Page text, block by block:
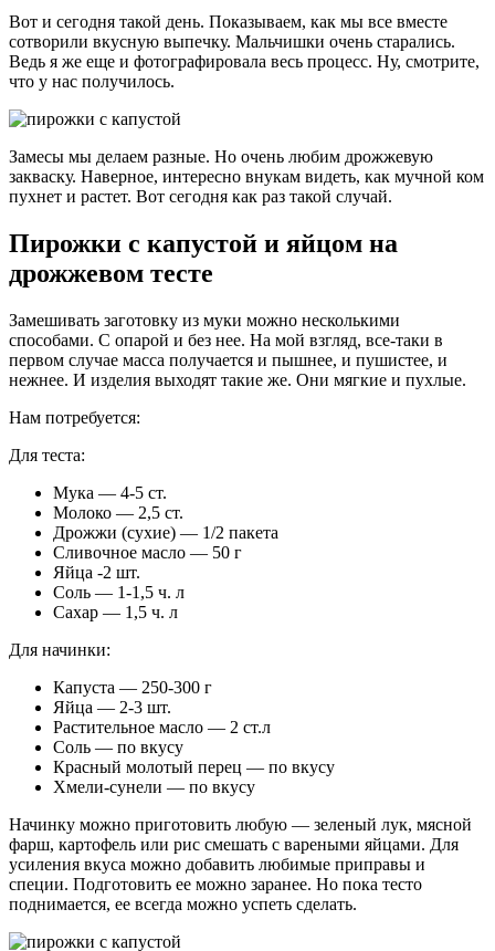
Вот и сегодня такой день. Показываем, как мы все вместе
сотворили вкусную выпечку. Мальчишки очень старались.
Ведь я же еще и фотографировала весь процесс. Ну, смотрите,
что у нас получилось.
Замесы мы делаем разные. Но очень любим дрожжевую
закваску. Наверное, интересно внукам видеть, как мучной ком
пухнет и растет. Вот сегодня как раз такой случай.
Пирожки с капустой и яйцом на
дрожжевом тесте
Замешивать заготовку из муки можно несколькими
способами. С опарой и без нее. На мой взгляд, все-таки в
первом случае масса получается и пышнее, и пушистее, и
нежнее. И изделия выходят такие же. Они мягкие и пухлые.
Нам потребуется:
Для теста:
Мука — 4-5 ст.
Молоко — 2,5 ст.
Дрожжи (сухие) — 1/2 пакета
Сливочное масло — 50 г
Яйца -2 шт.
Соль — 1-1,5 ч. л
Сахар — 1,5 ч. л
Для начинки:
Капуста — 250-300 г
Яйца — 2-3 шт.
Растительное масло — 2 ст.л
Соль — по вкусу
Красный молотый перец — по вкусу
Хмели-сунели — по вкусу
Начинку можно приготовить любую — зеленый лук, мясной
фарш, картофель или рис смешать с вареными яйцами. Для
усиления вкуса можно добавить любимые приправы и
специи. Подготовить ее можно заранее. Но пока тесто
поднимается, ее всегда можно успеть сделать.